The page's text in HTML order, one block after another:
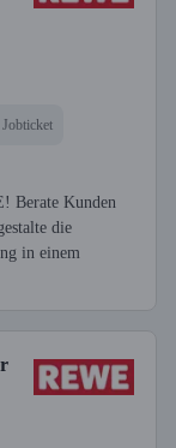
Jobticket
Berate Kunden
die
in einem